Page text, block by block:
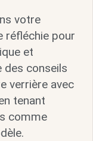
votre
réfléchie pour
et
conseils
verrière avec
tenant
comme